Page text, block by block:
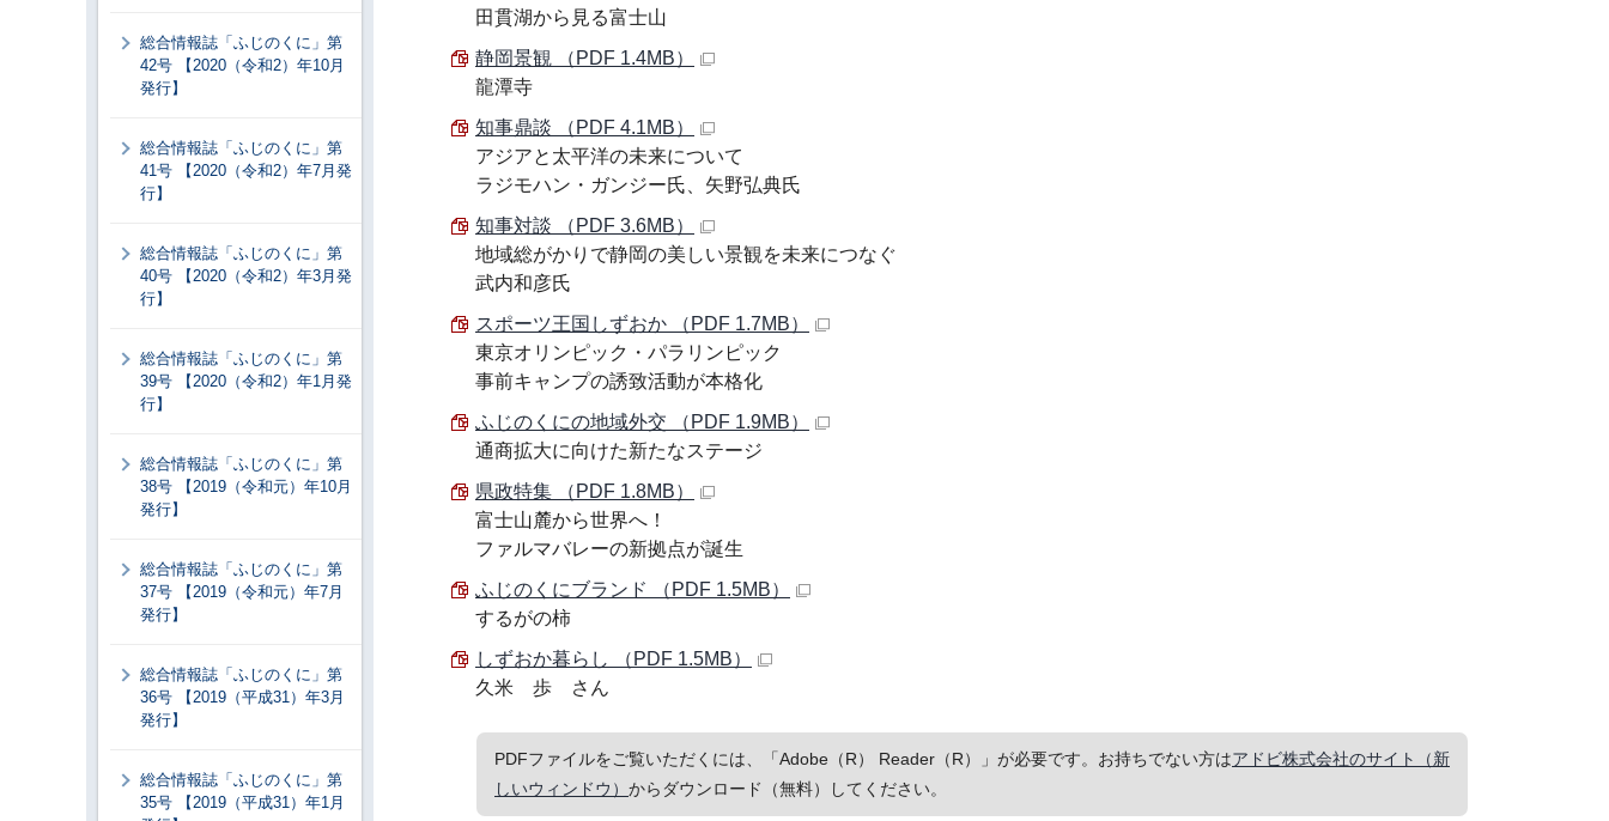
田貫湖から見る富士山
静岡景観 （PDF 1.4MB）
龍潭寺
知事鼎談 （PDF 4.1MB）
アジアと太平洋の未来について
ラジモハン・ガンジー氏、矢野弘典氏
知事対談 （PDF 3.6MB）
地域総がかりで静岡の美しい景観を未来につなぐ
武内和彦氏
スポーツ王国しずおか （PDF 1.7MB）
東京オリンピック・パラリンピック
事前キャンプの誘致活動が本格化
ふじのくにの地域外交 （PDF 1.9MB）
通商拡大に向けた新たなステージ
県政特集 （PDF 1.8MB）
富士山麓から世界へ！
ファルマバレーの新拠点が誕生
ふじのくにブランド （PDF 1.5MB）
するがの柿
しずおか暮らし （PDF 1.5MB）
久米 歩 さん
PDFファイルをご覧いただくには、「Adobe（R） Reader（R）」が必要です。お持ちでない方はアドビ株式会社のサイト（新
しいウィンドウ） からダウンロード（無料）してください。
総合情報誌「ふじのくに」第
42号 【2020（令和2）年10月
発行】
総合情報誌「ふじのくに」第
41号 【2020（令和2）年7月発
行】
総合情報誌「ふじのくに」第
40号 【2020（令和2）年3月発
行】
総合情報誌「ふじのくに」第
39号 【2020（令和2）年1月発
行】
総合情報誌「ふじのくに」第
38号 【2019（令和元）年10月
発行】
総合情報誌「ふじのくに」第
37号 【2019（令和元）年7月
発行】
総合情報誌「ふじのくに」第
36号 【2019（平成31）年3月
発行】
総合情報誌「ふじのくに」第
35号 【2019（平成31）年1月